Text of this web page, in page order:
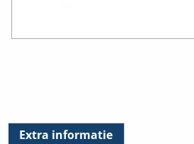
Extra informatie